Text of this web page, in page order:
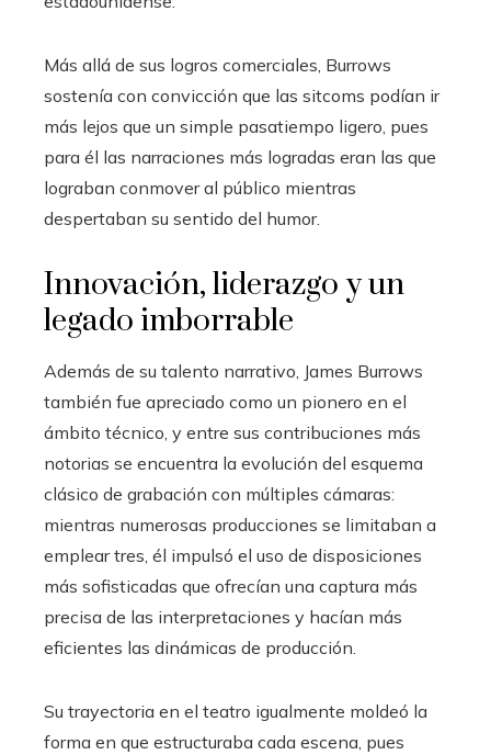
Más allá de sus logros comerciales, Burrows
sostenía con convicción que las sitcoms podían ir
más lejos que un simple pasatiempo ligero, pues
para él las narraciones más logradas eran las que
lograban conmover al público mientras
despertaban su sentido del humor.
Innovación, liderazgo y un
legado imborrable
Además de su talento narrativo, James Burrows
también fue apreciado como un pionero en el
ámbito técnico, y entre sus contribuciones más
notorias se encuentra la evolución del esquema
clásico de grabación con múltiples cámaras:
mientras numerosas producciones se limitaban a
emplear tres, él impulsó el uso de disposiciones
más sofisticadas que ofrecían una captura más
precisa de las interpretaciones y hacían más
eficientes las dinámicas de producción.
Su trayectoria en el teatro igualmente moldeó la
forma en que estructuraba cada escena, pues